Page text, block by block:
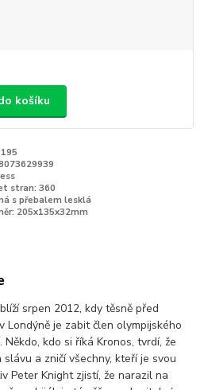
košíku
stran: 360
s přebalem lesklá
205x135x32mm
srpen 2012, kdy těsně před
Londýně je zabit člen olympijského
kdo si říká Kronos, tvrdí, že
a zničí všechny, kteří je svou
Peter Knight zjistí, že narazil na